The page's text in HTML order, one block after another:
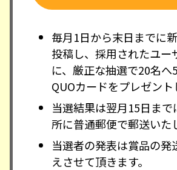
毎月1日から末日までに
投稿し、採用されたユー
に、厳正な抽選で20名へ
QUOカードをプレゼント
当選結果は翌月15日まで
所に普通郵便で郵送いた
当選者の発表は賞品の発
えさせて頂きます。